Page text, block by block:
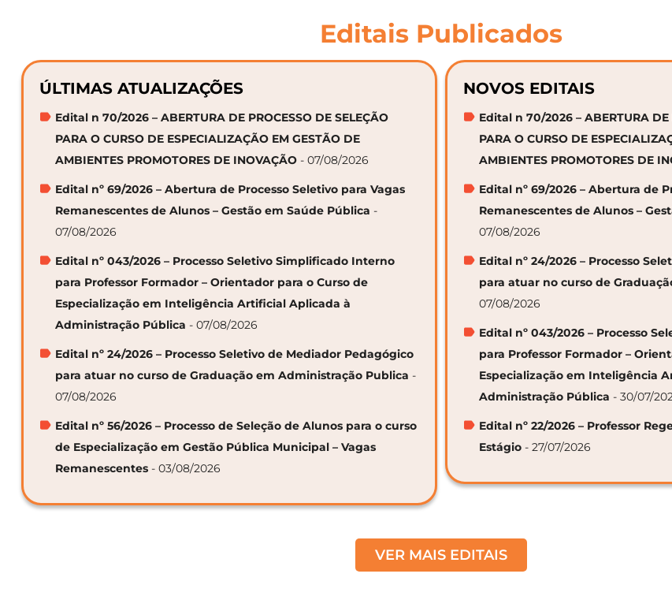
Editais Publicados
ÚLTIMAS ATUALIZAÇÕES
Edital n 70/2026 – ABERTURA DE PROCESSO DE SELEÇÃO
PARA O CURSO DE ESPECIALIZAÇÃO EM GESTÃO DE
AMBIENTES PROMOTORES DE INOVAÇÃO - 07/08/2026
Edital nº 69/2026 – Abertura de Processo Seletivo para Vagas
Remanescentes de Alunos – Gestão em Saúde Pública -
07/08/2026
Edital nº 043/2026 – Processo Seletivo Simplificado Interno
para Professor Formador – Orientador para o Curso de
Especialização em Inteligência Artificial Aplicada à
Administração Pública - 07/08/2026
Edital nº 24/2026 – Processo Seletivo de Mediador Pedagógico
para atuar no curso de Graduação em Administração Publica -
07/08/2026
Edital nº 56/2026 – Processo de Seleção de Alunos para o curso
de Especialização em Gestão Pública Municipal – Vagas
Remanescentes - 03/08/2026
NOVOS EDITAIS
Edital n 70/2026 – ABERTURA DE
PARA O CURSO DE
AMBIENTES PROMOTORES DE
Edital nº 69/2026 – Abertura de
Remanescentes de Alunos –
07/08/2026
Edital nº 24/2026 – Processo
para atuar no curso de
07/08/2026
Edital nº 043/2026 – Processo
para Professor Formador –
Especialização em Inteligência
Administração Pública - 30/07/
Edital nº 22/2026 – Professor
Estágio - 27/07/2026
VER MAIS EDITAIS